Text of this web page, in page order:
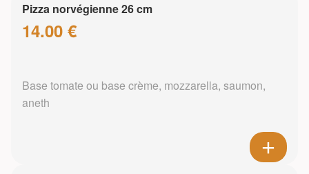
Pizza norvégienne 26 cm
14.00 €
Base tomate ou base crème, mozzarella, saumon,
aneth